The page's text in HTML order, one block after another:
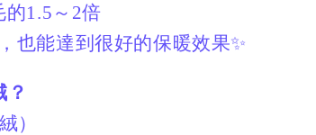
1.5～2倍
也能達到很好的保暖效果✨
？
）